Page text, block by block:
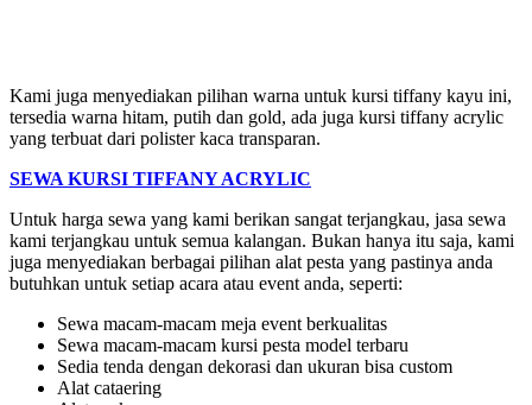
Kami juga menyediakan pilihan warna untuk kursi tiffany kayu ini,
tersedia warna hitam, putih dan gold, ada juga kursi tiffany acrylic
yang terbuat dari polister kaca transparan.
SEWA KURSI TIFFANY ACRYLIC
Untuk harga sewa yang kami berikan sangat terjangkau, jasa sewa
kami terjangkau untuk semua kalangan. Bukan hanya itu saja, kami
juga menyediakan berbagai pilihan alat pesta yang pastinya anda
butuhkan untuk setiap acara atau event anda, seperti:
Sewa macam-macam meja event berkualitas
Sewa macam-macam kursi pesta model terbaru
Sedia tenda dengan dekorasi dan ukuran bisa custom
Alat cataering